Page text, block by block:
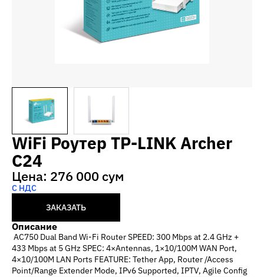
WiFi Роутер TP-LINK Archer
C24
Цена: 276 000 сум
С НДС
ЗАКАЗАТЬ
Описание
AC750 Dual Band Wi-Fi Router SPEED: 300 Mbps at 2.4 GHz +
433 Mbps at 5 GHz SPEC: 4×Antennas, 1×10/100M WAN Port,
4×10/100M LAN Ports FEATURE: Tether App, Router /Access
Point/Range Extender Mode, IPv6 Supported, IPTV, Agile Config